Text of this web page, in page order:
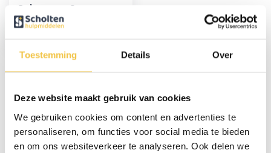
Toestemming Details Over
Deze website maakt gebruik van cookies
We gebruiken cookies om content en advertenties te
personaliseren, om functies voor social media te bieden
en om ons websiteverkeer te analyseren. Ook delen we
Rehasense Server
lichtgewicht rollator
STANDARD - Wit
Persoonlijk advies
Start chat